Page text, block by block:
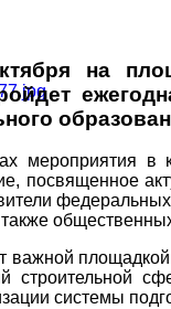
на
мероприятия в
посвященное
строительной
системы